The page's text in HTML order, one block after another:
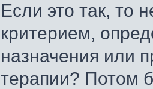
Если это так, то
критерием,
назначения или
терапии? Потом